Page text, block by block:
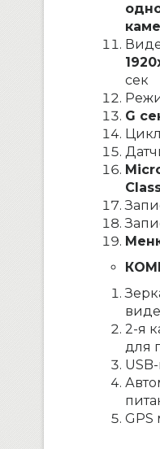
сек
G
2-я
для
GPS